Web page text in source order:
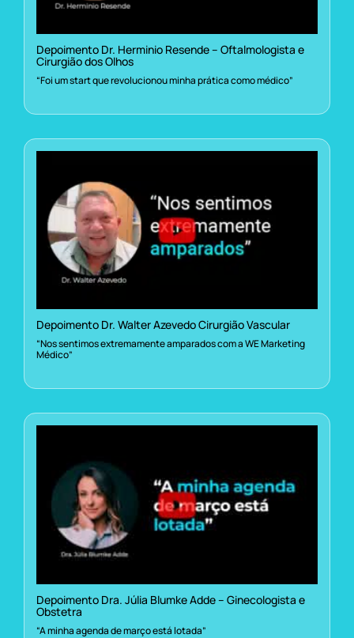
Depoimento Dr. Herminio Resende – Oftalmologista e
Cirurgião dos Olhos
“Foi um start que revolucionou minha prática como médico”
Depoimento Dr. Walter Azevedo Cirurgião Vascular
“Nos sentimos extremamente amparados com a WE Marketing
Médico”
Depoimento Dra. Júlia Blumke Adde – Ginecologista e
Obstetra
“A minha agenda de março está lotada”